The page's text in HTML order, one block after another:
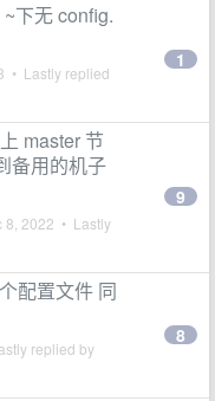
下无 config.
• Lastly replied
1
master 节
备用的机子
8, 2022 • Lastly
9
配置文件 同
replied by
8